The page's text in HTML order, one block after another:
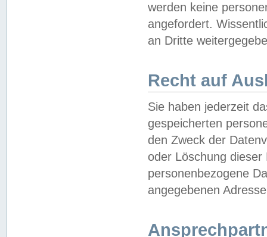
werden keine
angefordert.
an Dritte
Recht auf
Sie haben jederzeit
gespeicherten
den Zweck der
oder Löschung
personenbezogene
angegebenen